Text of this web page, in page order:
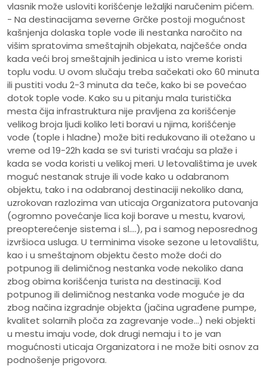
vlasnik može usloviti korišćenje ležaljki naručenim pićem.
- Na destinacijama severne Grčke postoji mogućnost
kašnjenja dolaska tople vode ili nestanka naročito na
višim spratovima smeštajnih objekata, najčešće onda
kada veći broj smeštajnih jedinica u isto vreme koristi
toplu vodu. U ovom slučaju treba sačekati oko 60 minuta
ili pustiti vodu 2-3 minuta da teče, kako bi se povećao
dotok tople vode. Kako su u pitanju mala turistička
mesta čija infrastruktura nije pravljena za korišćenje
velikog broja ljudi koliko leti boravi u njima, korišćenje
vode (tople i hladne) može biti redukovano ili otežano u
vreme od 19-22h kada se svi turisti vraćaju sa plaže i
kada se voda koristi u velikoj meri. U letovalištima je uvek
moguć nestanak struje ili vode kako u odabranom
objektu, tako i na odabranoj destinaciji nekoliko dana,
uzrokovan razlozima van uticaja Organizatora putovanja
(ogromno povećanje lica koji borave u mestu, kvarovi,
preopterećenje sistema i sl.…), pa i samog neposrednog
izvršioca usluga. U terminima visoke sezone u letovalištu,
kao i u smeštajnom objektu često može doći do
potpunog ili delimičnog nestanka vode nekoliko dana
zbog obima korišćenja turista na destinaciji. Kod
potpunog ili delimičnog nestanka vode moguće je da
zbog načina izgradnje objekta (jačina ugrađene pumpe,
kvalitet solarnih ploča za zagrevanje vode…) neki objekti
u mestu imaju vode, dok drugi nemaju i to je van
mogućnosti uticaja Organizatora i ne može biti osnov za
podnošenje prigovora.